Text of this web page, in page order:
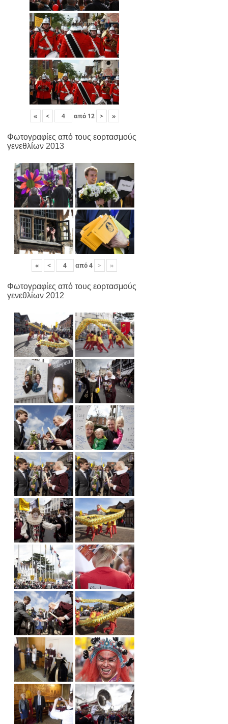
« < από 12 > »
Φωτογραφίες από τους εορτασμούς
γενεθλίων 2013
« < από4 > »
Φωτογραφίες από τους εορτασμούς
γενεθλίων 2012